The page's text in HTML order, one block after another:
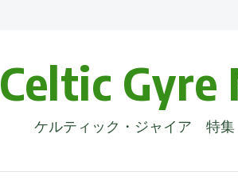
Celtic Gyre
ケルティック・ジャイア 特集